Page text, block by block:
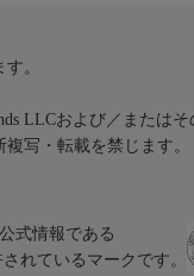
。
LLCおよび／または
写・転載を禁じます。
式情報である
れているマークです。